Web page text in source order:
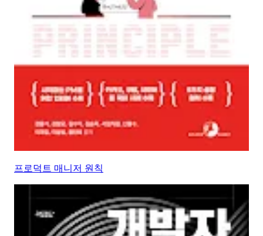
프로덕트 매니저 원칙